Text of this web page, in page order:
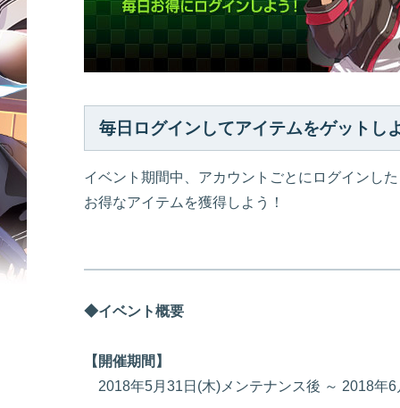
毎日ログインしてアイテムをゲットし
イベント期間中、アカウントごとにログインし
お得なアイテムを獲得しよう！
◆イベント概要
【開催期間】
2018年5月31日(木)メンテナンス後 ～ 2018年